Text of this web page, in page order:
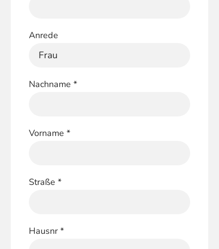
Anrede
Nachname*
Vorname*
Straße*
Hausnr*